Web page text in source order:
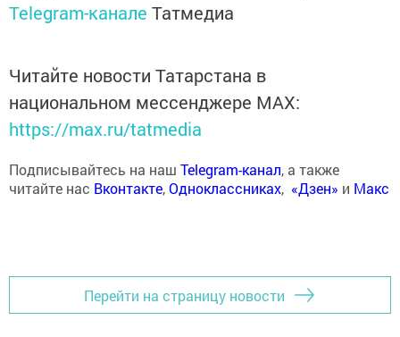
Telegram-канале Татмедиа
Читайте новости Татарстана в
национальном мессенджере MАХ:
https://max.ru/tatmedia
Подписывайтесь на наш Telegram-канал, а также
читайте нас Вконтакте,Одноклассниках, «Дзен» и Макс
Перейти на страницу новости